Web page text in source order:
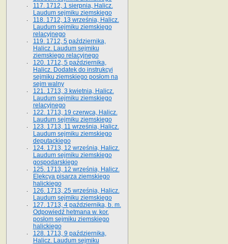
117. 1712, 1 sierpnia, Halicz.
Laudum sejmiku ziemskiego
118. 1712, 13 września, Halicz.
Laudum sejmiku ziemskiego
relacyjnego
119. 1712, 5 października,
Halicz. Laudum sejmiku
ziemskiego relacyjnego
120. 1712, 5 października,
Halicz. Dodatek do instrukcyi
sejmiku ziemskiego posłom na
sejm walny
121. 1713, 3 kwietnia, Halicz.
Laudum sejmiku ziemskiego
relacyjnego
122. 1713, 19 czerwca, Halicz.
Laudum sejmiku ziemskiego
123. 1713, 11 września, Halicz.
Laudum sejmiku ziemskiego
deputackiego
124. 1713, 12 września, Halicz.
Laudum sejmiku ziemskiego
gospodarskiego
125. 1713, 12 września, Halicz.
Elekcya pisarza ziemskiego
halickiego
126. 1713, 25 września, Halicz.
Laudum sejmiku ziemskiego
127. 1713, 4 października, b. m.
Odpowiedź hetmana w. kor.
posłom sejmiku ziemskiego
halickiego
128. 1713, 9 października,
Halicz. Laudum sejmiku